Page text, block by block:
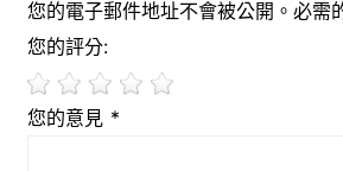
您的電子郵件地址不會被公開。必需
您的評分:
您的意見 *